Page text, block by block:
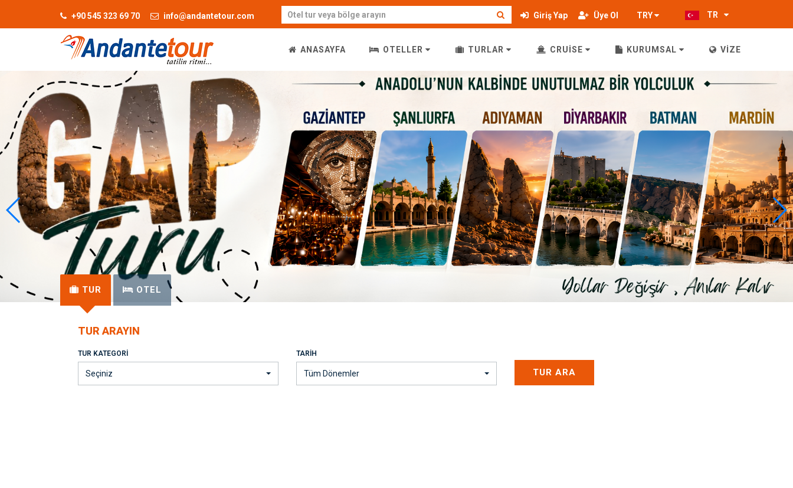
+90 545 323 69 70 info@andantetour.com Giriş Yap Üye Ol TRY TR
ANASAYFA OTELLER TURLAR CRUİSE KURUMSAL VİZE
TUR OTEL
TUR ARAYIN
TUR KATEGORI
Seçiniz
TARIH
Tüm Dönemler TUR ARA